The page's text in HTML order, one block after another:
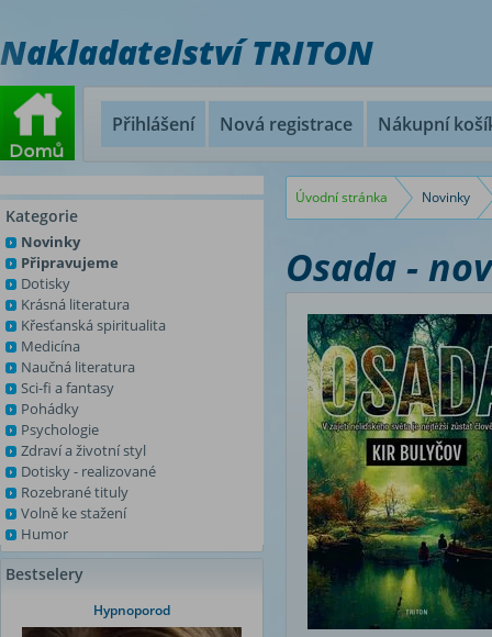
Nakladatelství TRITON
Přihlášení Nová registrace Nákupní
Kategorie
Novinky
Připravujeme
Dotisky
Krásná literatura
Křesťanská spiritualita
Medicína
Naučná literatura
Sci-fi a fantasy
Pohádky
Psychologie
Zdraví a životní styl
Dotisky - realizované
Rozebrané tituly
Volně ke stažení
Humor
Bestselery
Hypnoporod
Úvodní stránka Novinky
Osada -